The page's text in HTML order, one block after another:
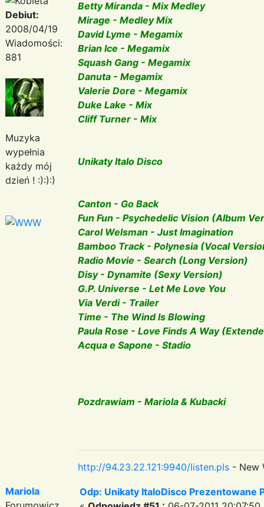
Debiut:
2008/04/19
Wiadomości:
881
Muzyka
wypełnia
każdy mój
dzień ! :):):)
Betty Miranda - Mix Medley
Mirage - Medley Mix
David Lyme - Megamix
Brian Ice - Megamix
Squash Gang - Megamix
Danuta - Megamix
Valerie Dore - Megamix
Duke Lake - Mix
Cliff Turner - Mix
Unikaty Italo Disco
Canton - Go Back
Fun Fun - Psychedelic Vision (Album
Carol Welsman - Just Imagination
Bamboo Track - Polynesia (Vocal
Radio Movie - Search (Long Version)
Disy - Dynamite (Sexy Version)
G.P. Universe - Let Me Love You
Via Verdi - Trailer
Time - The Wind Is Blowing
Paula Rose - Love Finds A Way
Acqua e Sapone - Stadio
Pozdrawiam - Mariola & Kubacki
http://94.23.22.121:9940/listen.pls - New
Mariola
Odp: Unikaty ItaloDisco Prezentowane